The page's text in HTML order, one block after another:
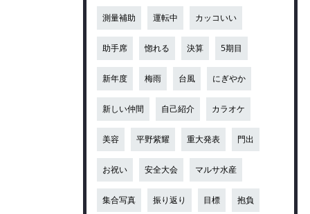
測量補助 運転中 カッコいい
助手席 惚れる 決算 5期目
新年度 梅雨 台風 にぎやか
新しい仲間 自己紹介 カラオケ
美容 平野紫耀 重大発表 門出
お祝い 安全大会 マルサ水産
集合写真 振り返り 目標 抱負